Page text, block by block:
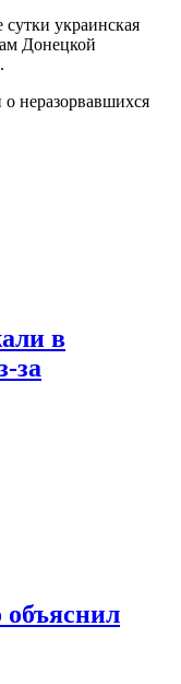
сутки украинская
Донецкой
неразорвавшихся
в
за